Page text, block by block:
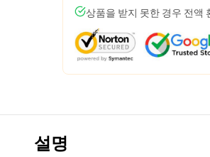
상품을 받지 못한 경우 전액
설명